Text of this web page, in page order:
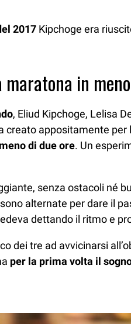
2017 Kipchoge era
in
, Eliud Kipchoge, Lelisa
appositamente
di due ore. Un
senza ostacoli né
alternate per dare il
dettando il ritmo e
dei tre ad avvicinarsi
per la prima volta il